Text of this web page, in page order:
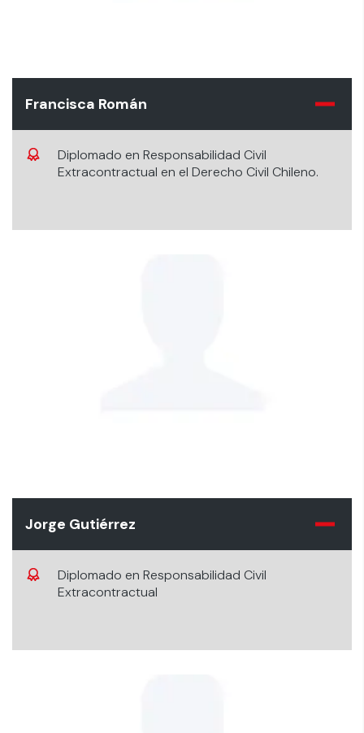
Francisca Román
Diplomado en Responsabilidad Civil
Extracontractual en el Derecho Civil Chileno.
Jorge Gutiérrez
Diplomado en Responsabilidad Civil
Extracontractual